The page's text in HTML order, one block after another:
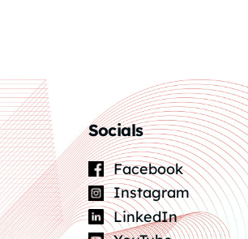
Socials
Facebook
Instagram
LinkedIn